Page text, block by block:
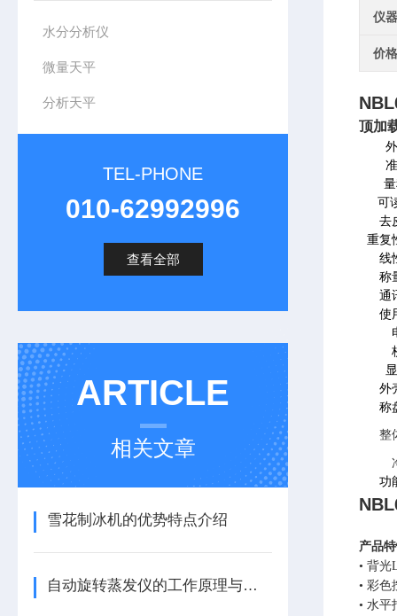
水分分析仪
微量天平
分析天平
TEL-PHONE
010-62992996
查看全部
ARTICLE
相关文章
雪花制冰机的优势特点介绍
自动旋转蒸发仪的工作原理与应用
仪
价
顶加
可
去
重复
线
称
通
使
外
称
整
功
产品
• 背光
• 彩色
• 水平